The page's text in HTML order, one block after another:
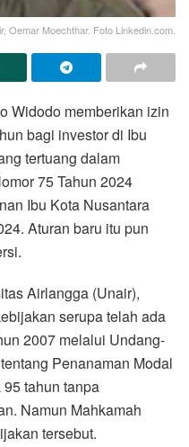
Oemar Moechthar. Foto Linkedin.com.
Widodo memberikan izin
bagi investor di Ibu
tertuang dalam
75 Tahun 2024
Ibu Kota Nusantara
Aturan baru itu pun
Airlangga (Unair),
serupa telah ada
2007 melalui Undang-
Penanaman Modal
tahun tanpa
Namun Mahkamah
tersebut.